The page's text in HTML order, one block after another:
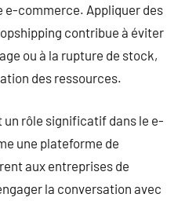
e-commerce. Appliquer des
contribue à éviter
ou à la rupture de stock,
des ressources.
rôle significatif dans le e-
une plateforme de
aux entreprises de
la conversation avec